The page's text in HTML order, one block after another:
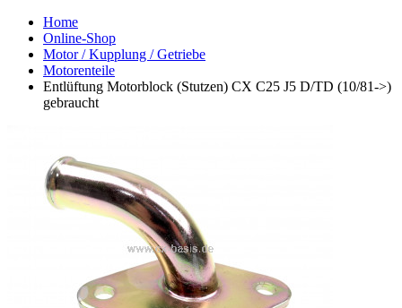
Home
Online-Shop
Motor / Kupplung / Getriebe
Motorenteile
Entlüftung Motorblock (Stutzen) CX C25 J5 D/TD (10/81->)
gebraucht